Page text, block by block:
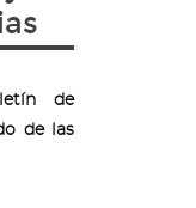
de
de las